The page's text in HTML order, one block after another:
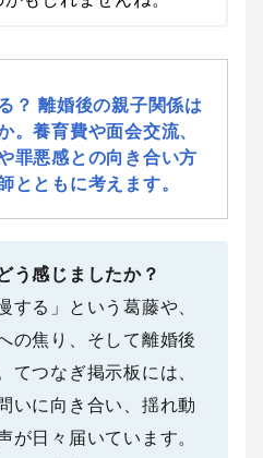
？ 離婚後の親子関係は
。養育費や面会交流、
罪悪感との向き合い方
とともに考えます。
う感じましたか？
する」という葛藤や、
の焦り、そして離婚後
てつなぎ掲示板には、
いに向き合い、揺れ動
が日々届いています。